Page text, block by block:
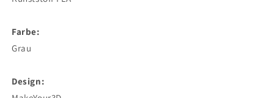
Farbe:
Grau
Design: